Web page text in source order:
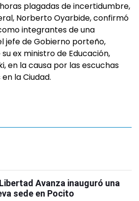
plagadas de incertidumbre,
Norberto Oyarbide, confirmó
integrantes de una
jefe de Gobierno porteño,
ex ministro de Educación,
en la causa por las escuchas
la Ciudad.
Avanza inauguró una
sede en Pocito